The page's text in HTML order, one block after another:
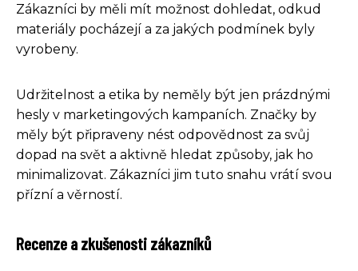
Zákazníci by měli mít možnost dohledat, odkud
materiály pocházejí a za jakých podmínek byly
vyrobeny.
Udržitelnost a etika by neměly být jen prázdnými
hesly v marketingových kampaních. Značky by
měly být připraveny nést odpovědnost za svůj
dopad na svět a aktivně hledat způsoby, jak ho
minimalizovat. Zákazníci jim tuto snahu vrátí svou
přízní a věrností.
Recenze a zkušenosti zákazníků